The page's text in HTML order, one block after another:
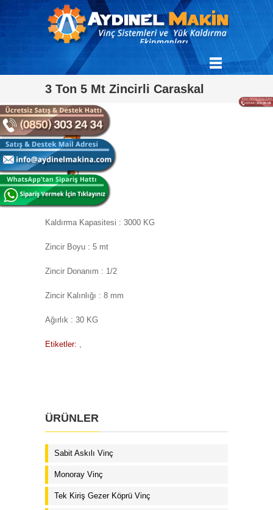
3 Ton 5 Mt Zincirli Caraskal
Kaldırma Kapasitesi : 3000 KG
Zincir Boyu : 5 mt
Zincir Donanım : 1/2
Zincir Kalınlığı : 8 mm
Ağırlık : 30 KG
Etiketler:
ÜRÜNLER
Sabit Askılı Vinç
Monoray Vinç
Tek Kiriş Gezer Köprü Vinç